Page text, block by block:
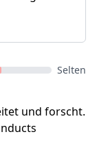
Selten
und forscht.